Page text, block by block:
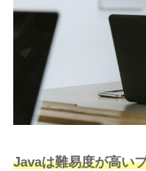
Javaは難易度が高い